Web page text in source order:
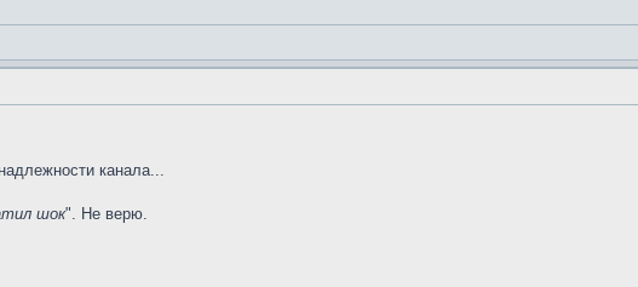
канала...
шок". Не верю.